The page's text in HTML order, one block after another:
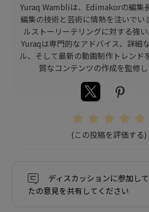
Yuraq Wambliは、Edimakorの編集
編集の技術と芸術に情熱を注いでい
ルストーリーテリングに対する強い
Yuraqは専門的なアドバイス、詳細
ル、そして最新の動画制作トレンド
質なコンテンツの作成を監修
(この投稿を評価する)
ディスカッションに参加し
たの意見を共有してください